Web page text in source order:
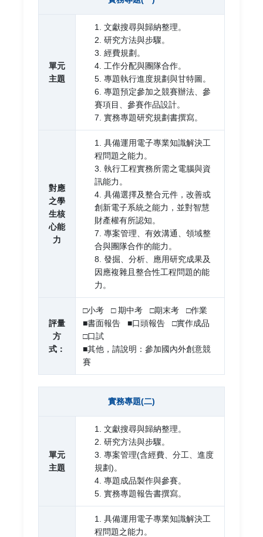
單元
主題
1. 文獻搜尋與歸納整理。
2. 研究方法與步驟。
3. 經費規劃。
4. 工作分配與團隊合作。
5. 專題執行進度規劃與甘特圖。
6. 專題預定參加之競賽辦法、參
賽項目、參賽作品設計。
7. 實務專題研究規劃書撰寫。
對應
之學
生核
心能
力
1. 具備運用電子專業知識解決工
程問題之能力。
3. 執行工程實務所需之電腦與資
訊能力。
4. 具備選擇及整合元件，改善或
創新電子系統之能力，並對智慧
財產權有所認知。
7. 專案管理、有效溝通、領域整
合與團隊合作的能力。
8. 發掘、分析、應用研究成果及
因應複雜且整合性工程問題的能
力。
評量
方
式：
□小考 □ 期中考 □期末考 □作業
■書面報告 ■口頭報告 □實作成品
□口試
■其他，請說明：參加國內外創意競
賽
實務專題(二)
單元
主題
1. 文獻搜尋與歸納整理。
2. 研究方法與步驟。
3. 專案管理(含經費、分工、進度
規劃)。
4. 專題成品製作與參賽。
5. 實務專題報告書撰寫。
1. 具備運用電子專業知識解決工
程問題之能力。